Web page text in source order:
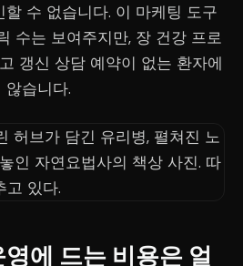
수 없습니다. 이 마케팅 도구
수는 보여주지만, 장 건강 프로
갱신 상담 예약이 없는 환자에
습니다.
에 드는 비용은 얼